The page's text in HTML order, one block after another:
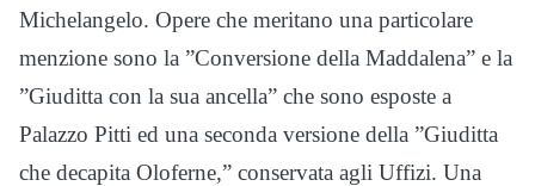
Michelangelo. Opere che meritano una particolare
menzione sono la ”Conversione della Maddalena” e la
”Giuditta con la sua ancella” che sono esposte a
Palazzo Pitti ed una seconda versione della ”Giuditta
che decapita Oloferne,” conservata agli Uffizi. Una